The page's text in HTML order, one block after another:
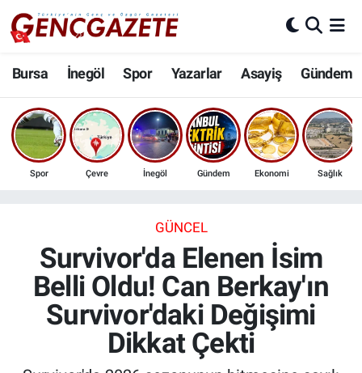
Bursa İnegöl Spor Yazarlar Asayiş Gündem
Spor Çevre İnegöl Gündem Ekonomi Sağlık
GÜNCEL
Survivor'da Elenen İsim
Belli Oldu! Can Berkay'ın
Survivor'daki Değişimi
Dikkat Çekti
Bursa
İnegöl
3.SAYFA
Ekonomi
Güncel
Nöbetçi Eczaneler
Hava Durumu
Trafik Durumu
Son Dakika Haberleri
Haber Arşivi